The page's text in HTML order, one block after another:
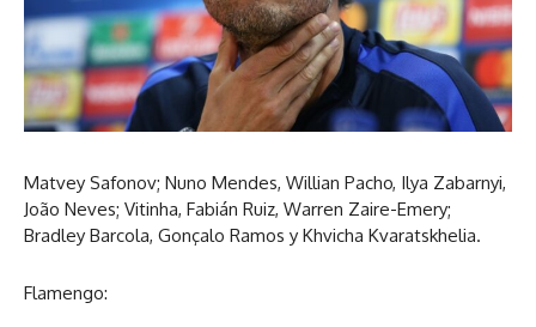
Matvey Safonov; Nuno Mendes, Willian Pacho, Ilya Zabarnyi,
João Neves; Vitinha, Fabián Ruiz, Warren Zaire-Emery;
Bradley Barcola, Gonçalo Ramos y Khvicha Kvaratskhelia.
Flamengo: